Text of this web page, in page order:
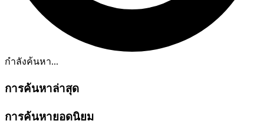
กำลังค้นหา...
การค้นหาล่าสุด
การค้นหายอดนิยม